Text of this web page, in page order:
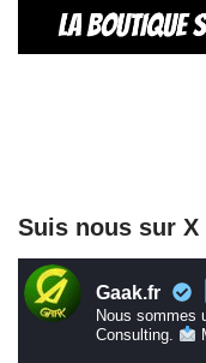
Suis nous sur X
Gaak.fr
Nous sommes
Consulting.